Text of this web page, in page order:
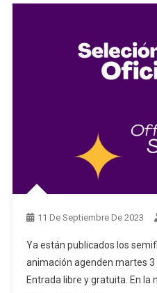
11 De Septiembre De 2023
Ya están publicados los
animación agenden martes
Entrada libre y gratuita. En la